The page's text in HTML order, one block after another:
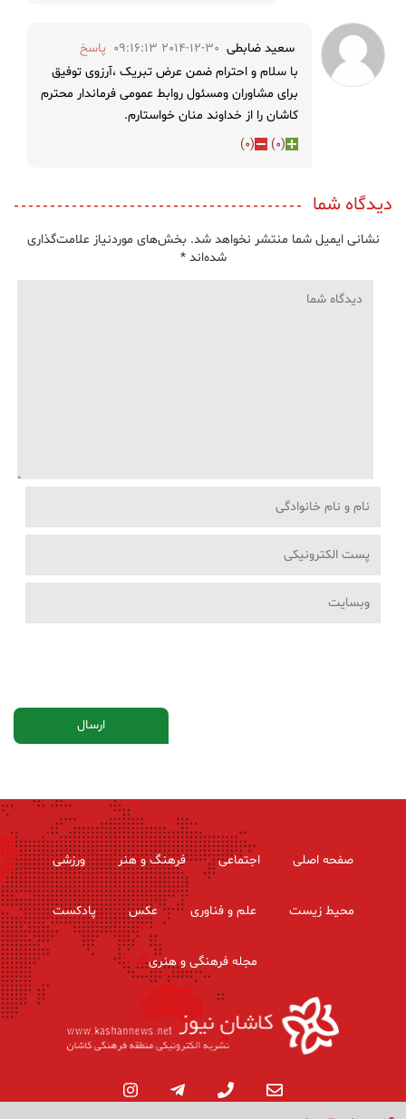
سعید ضابطی 2014-12-30 09:16:13
پاسخ
با سلام و احترام ضمن عرض تبریک ،آرزوی توفیق
برای مشاوران ومسئول روابط عمومی فرماندار محترم
کاشان را از خداوند منان خواستارم.
(
0
)
(
0
)
دیدگاه شما
نشانی ایمیل شما منتشر نخواهد شد. بخش‌های موردنیاز علامت‌گذاری
شده‌اند*
صفحه اصلی اجتماعی فرهنگ و هنر ورزشی
محیط زیست علم و فناوری عکس پادکست
مجله فرهنگی و هنری